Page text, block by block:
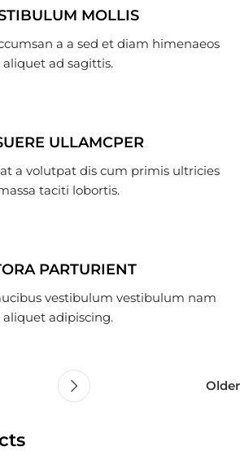
MOLLIS
a a sed et diam himenaeos
aliquet ad sagittis.
ULLAMCPER
a volutpat dis cum primis ultricies
taciti lobortis.
PARTURIENT
vestibulum vestibulum nam
aliquet adipiscing.
Older